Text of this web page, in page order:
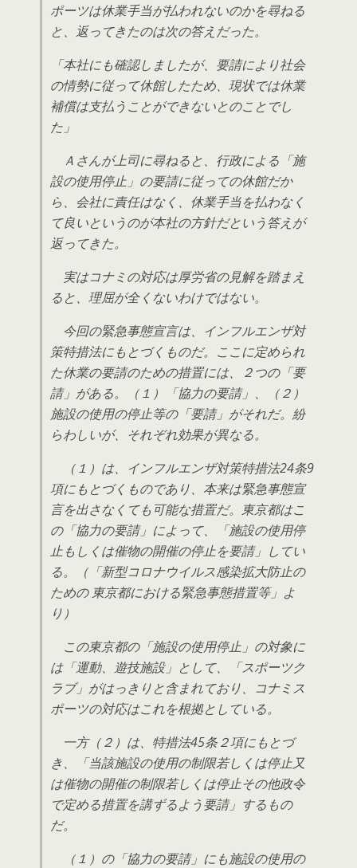
ポーツは休業手当が払われないのかを尋ねる
と、返ってきたのは次の答えだった。
「本社にも確認しましたが、要請により社会
の情勢に従って休館したため、現状では休業
補償は支払うことができないとのことでし
た」
Ａさんが上司に尋ねると、行政による「施
設の使用停止」の要請に従っての休館だか
ら、会社に責任はなく、休業手当を払わなく
て良いというのが本社の方針だという答えが
返ってきた。
実はコナミの対応は厚労省の見解を踏まえ
ると、理屈が全くないわけではない。
今回の緊急事態宣言は、インフルエンザ対
策特措法にもとづくものだ。ここに定められ
た休業の要請のための措置には、２つの「要
請」がある。（１）「協力の要請」、（２）
施設の使用の停止等の「要請」がそれだ。紛
らわしいが、それぞれ効果が異なる。
（１）は、インフルエンザ対策特措法24条9
項にもとづくものであり、本来は緊急事態宣
言を出さなくても可能な措置だ。東京都はこ
の「協力の要請」によって、「施設の使用停
止もしくは催物の開催の停止を要請」してい
る。（「新型コロナウイルス感染拡大防止の
ための 東京都における緊急事態措置等」よ
り）
この東京都の「施設の使用停止」の対象に
は「運動、遊技施設」として、「スポーツク
ラブ」がはっきりと含まれており、コナミス
ポーツの対応はこれを根拠としている。
一方（２）は、特措法45条２項にもとづ
き、「当該施設の使用の制限若しくは停止又
は催物の開催の制限若しくは停止その他政令
で定める措置を講ずるよう要請」するもの
だ。
（１）の「協力の要請」にも施設の使用の